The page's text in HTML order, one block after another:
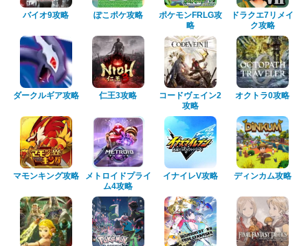
バイオ9攻略 ぽこポケ攻略
ポケモンFRLG攻
略
ドラクエ7リメイ
ク攻略
ダークルギア攻略 仁王3攻略
コードヴェイン2
攻略
オクトラ0攻略
マモンキング攻略
メトロイドプライ
ム4攻略
イナイレV攻略 ディンカム攻略